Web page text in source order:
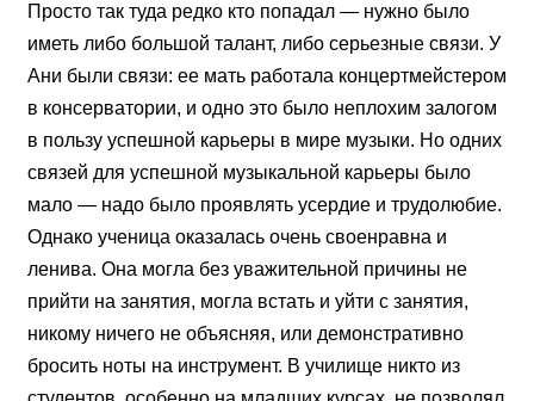
Просто так туда редко кто попадал — нужно было
иметь либо большой талант, либо серьезные связи. У
Ани были связи: ее мать работала концертмейстером
в консерватории, и одно это было неплохим залогом
в пользу успешной карьеры в мире музыки. Но одних
связей для успешной музыкальной карьеры было
мало — надо было проявлять усердие и трудолюбие.
Однако ученица оказалась очень своенравна и
ленива. Она могла без уважительной причины не
прийти на занятия, могла встать и уйти с занятия,
никому ничего не объясняя, или демонстративно
бросить ноты на инструмент. В училище никто из